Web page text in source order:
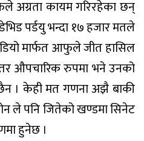
अग्रता कायम गरिरहेका छन्
डेभिड पर्डयु भन्दा १७ हजार मतले
मार्फत आफुले जीत हासिल
औपचारिक रुपमा भने उनको
। केही मत गणना अझै बाकी
ले पनि जितेको खण्डमा सिनेट
हुनेछ ।